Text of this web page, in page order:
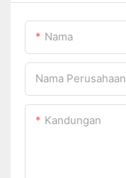
Nama
Nama Perusahaan
Kandungan